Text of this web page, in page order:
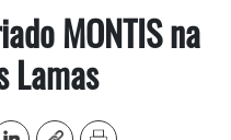
MONTIS na
Lamas